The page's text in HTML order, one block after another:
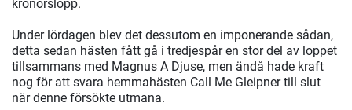
kronorslopp.
Under lördagen blev det dessutom en imponerande sådan,
detta sedan hästen fått gå i tredjespår en stor del av loppet
tillsammans med Magnus A Djuse, men ändå hade kraft
nog för att svara hemmahästen Call Me Gleipner till slut
när denne försökte utmana.